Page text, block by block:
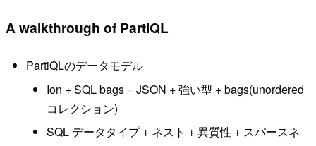
A walkthrough of PartiQL
PartiQLのデータモデル
Ion + SQL bags = JSON + 強い型 + bags(unordered
コレクション)
SQL データタイプ + ネスト + 異質性 + スパースネ